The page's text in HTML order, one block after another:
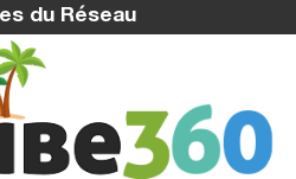
du Réseau